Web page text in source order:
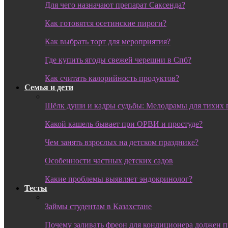
Для чего назначают препарат Саксенда?
Как готовятся осетинские пироги?
Как выбрать торт для мероприятия?
Где купить ягоды свежей черешни в Спб?
Как считать калорийность продуктов?
Семья и дети
Шёлк души и кадры судьбы: Мелодрамы для тихих
Какой кашель бывает при ОРВИ и простуде?
Чем занять взрослых на детском празднике?
Особенности частных детских садов
Какие проблемы выявляет эндокринолог?
Тесты
Займы студентам в Казахстане
Почему заливать фреон для кондиционера должен